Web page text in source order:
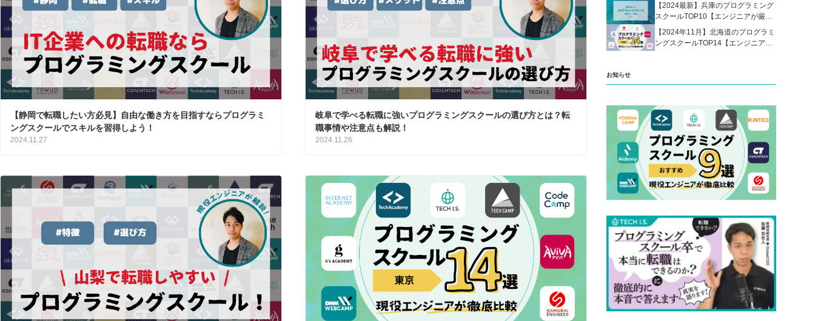
【静岡で転職したい方必見】自由な働き方を目指すならプログラミ
ングスクールでスキルを習得しよう！
2024.11.27
岐阜で学べる転職に強いプログラミングスクールの選び方とは？転
職事情や注意点も解説！
2024.11.26
【2024最新】兵庫のプログラミング
スクールTOP10【エンジニアが厳
選】
【2024年11月】北海道のプログラミ
ングスクールTOP14【エンジニアが
お知らせ